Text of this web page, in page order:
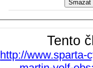
Tento
http://www.sparta-